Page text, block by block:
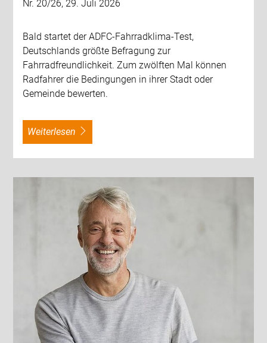
Nr. 20/26, 29. Juli 2026
Bald startet der ADFC-Fahrradklima-Test,
Deutschlands größte Befragung zur
Fahrradfreundlichkeit. Zum zwölften Mal können
Radfahrer die Bedingungen in ihrer Stadt oder
Gemeinde bewerten.
weiterlesen